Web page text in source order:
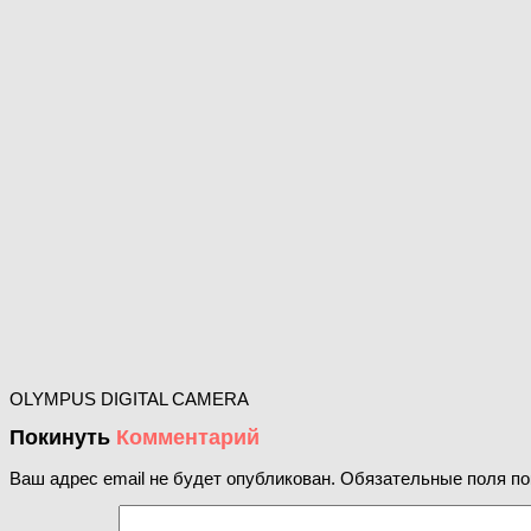
OLYMPUS DIGITAL CAMERA
Покинуть Комментарий
Ваш адрес email не будет опубликован. Обязательные поля